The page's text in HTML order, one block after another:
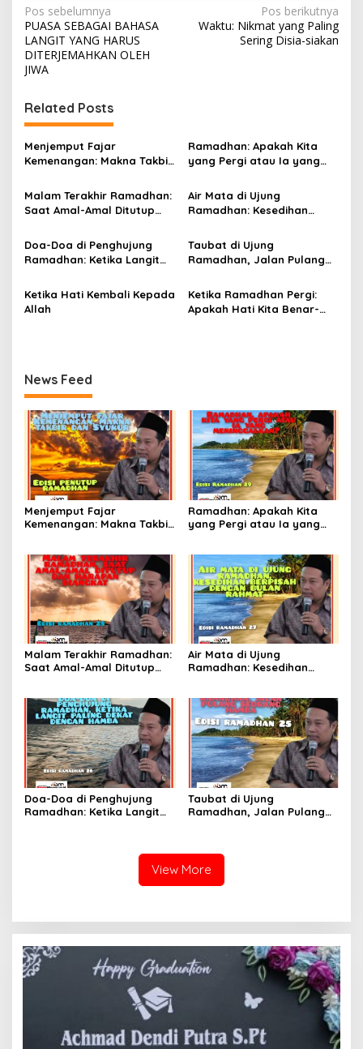
N
a
v
i
g
a
s
i
p
o
s
Pos sebelumnya
PUASA SEBAGAI BAHASA
LANGIT YANG HARUS
DITERJEMAHKAN OLEH
JIWA
Pos berikutnya
Waktu: Nikmat yang Paling
Sering Disia-siakan
Related Posts
Menjemput Fajar
Kemenangan: Makna Takbir
Ramadhan: Apakah Kita
yang Pergi atau Ia yang
Malam Terakhir Ramadhan:
Saat Amal-Amal Ditutup
Air Mata di Ujung
Ramadhan: Kesedihan
Rahmat
Doa-Doa di Penghujung
Ramadhan: Ketika Langit
Hamba
Taubat di Ujung
Ramadhan, Jalan Pulang
Ketika Hati Kembali Kepada
Allah
Ketika Ramadhan Pergi:
Apakah Hati Kita Benar-
News Feed
Menjemput Fajar
Kemenangan: Makna Takbir
Ramadhan: Apakah Kita
yang Pergi atau Ia yang
Malam Terakhir Ramadhan:
Saat Amal-Amal Ditutup
Air Mata di Ujung
Ramadhan: Kesedihan
Doa-Doa di Penghujung
Ramadhan: Ketika Langit
Taubat di Ujung
Ramadhan, Jalan Pulang
View More